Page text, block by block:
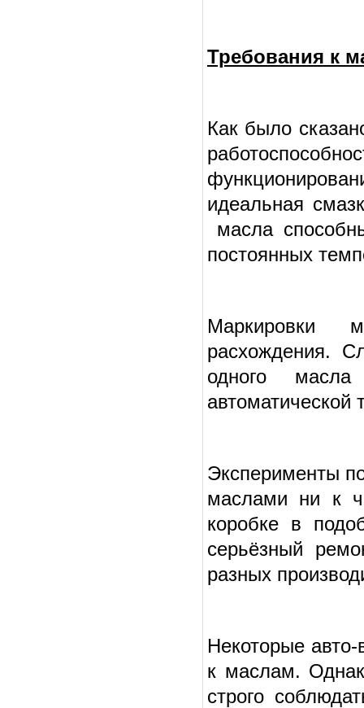
Требования к
Как было
идеальная
масла
постоянных
Маркировки
расхождения.
одного
автоматической
Эксперименты
маслами ни к
коробке в
серьёзный
разных
Некоторые
к маслам.
строго